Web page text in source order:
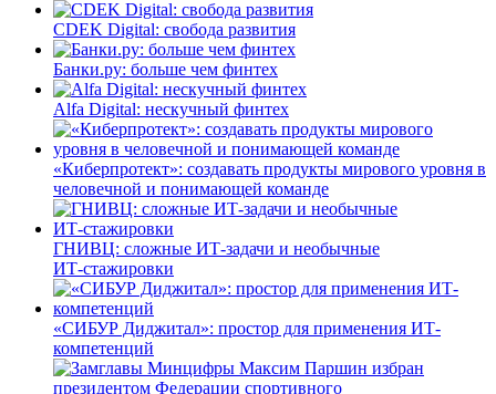
CDEK Digital: свобода развития
Банки.ру: больше чем финтех
Alfa Digital: нескучный финтех
«Киберпротект»: создавать продукты мирового уровня в
человечной и понимающей команде
ГНИВЦ: сложные ИТ‑задачи и необычные
ИТ‑стажировки
«СИБУР Диджитал»: простор для применения ИТ-
компетенций